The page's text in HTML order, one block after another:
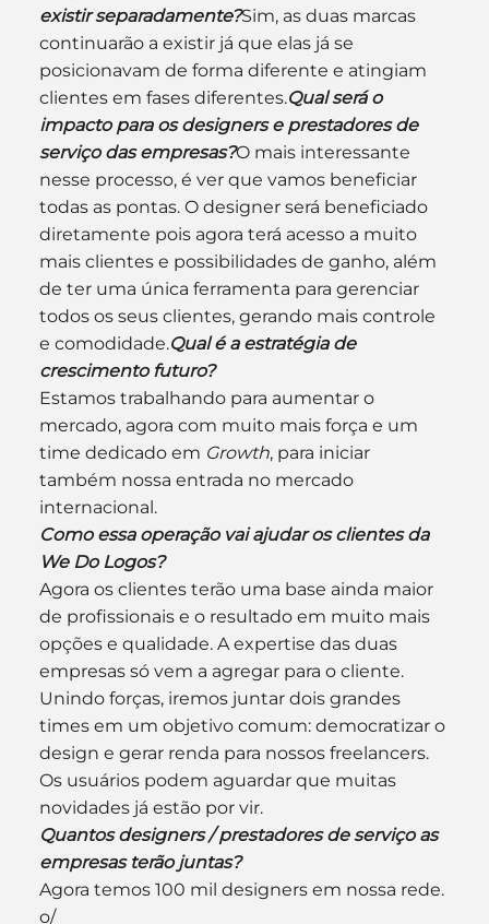
existir separadamente?Sim, as duas marcas
continuarão a existir já que elas já se
posicionavam de forma diferente e atingiam
clientes em fases diferentes.Qual será o
impacto para os designers e prestadores de
serviço das empresas?O mais interessante
nesse processo, é ver que vamos beneficiar
todas as pontas. O designer será beneficiado
diretamente pois agora terá acesso a muito
mais clientes e possibilidades de ganho, além
de ter uma única ferramenta para gerenciar
todos os seus clientes, gerando mais controle
e comodidade.Qual é a estratégia de
crescimento futuro?
Estamos trabalhando para aumentar o
mercado, agora com muito mais força e um
time dedicado em Growth, para iniciar
também nossa entrada no mercado
internacional.
Como essa operação vai ajudar os clientes da
We Do Logos?
Agora os clientes terão uma base ainda maior
de profissionais e o resultado em muito mais
opções e qualidade. A expertise das duas
empresas só vem a agregar para o cliente.
Unindo forças, iremos juntar dois grandes
times em um objetivo comum: democratizar o
design e gerar renda para nossos freelancers.
Os usuários podem aguardar que muitas
novidades já estão por vir.
Quantos designers / prestadores de serviço as
empresas terão juntas?
Agora temos 100 mil designers em nossa rede.
o/